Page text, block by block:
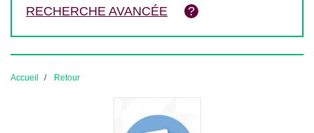
RECHERCHE AVANCÉE
Accueil Retour